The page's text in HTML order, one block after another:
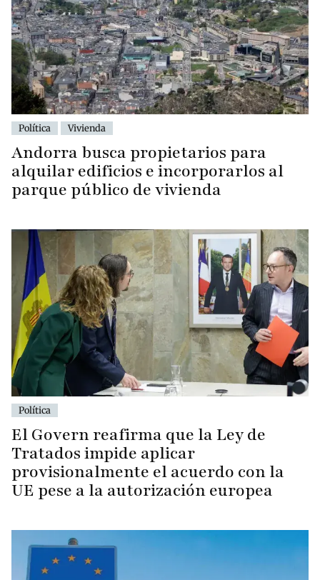
Política Vivienda
Andorra busca propietarios para
alquilar edificios e incorporarlos al
parque público de vivienda
Política
El Govern reafirma que la Ley de
Tratados impide aplicar
provisionalmente el acuerdo con la
UE pese a la autorización europea